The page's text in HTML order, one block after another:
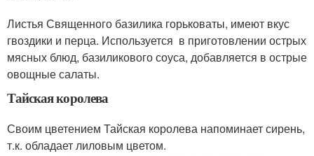
Листья Священного базилика горьковаты, имеют вкус
гвоздики и перца. Используется в приготовлении острых
мясных блюд, базиликового соуса, добавляется в острые
овощные салаты.
Тайская королева
Своим цветением Тайская королева напоминает сирень,
т.к. обладает лиловым цветом.